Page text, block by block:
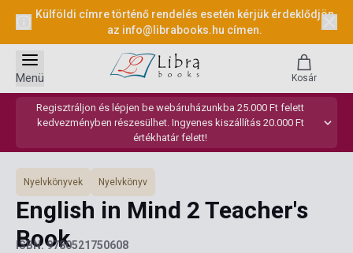
Külföldi címre történő rendelés esetén kérjük érdeklődjön
az info@librabooks.hu címen.
Regisztráljon és lépjen be webáruházunkba 25.000 Ft felett
kedvezményben részesülhet. Ingyenes kiszállítás 20.000 Ft
értékhatár felett!
Menü Kosár
Nyelvkönyvek Nyelvkönyv
English in Mind 2 Teacher's
Book
ISBN: 9780521750608